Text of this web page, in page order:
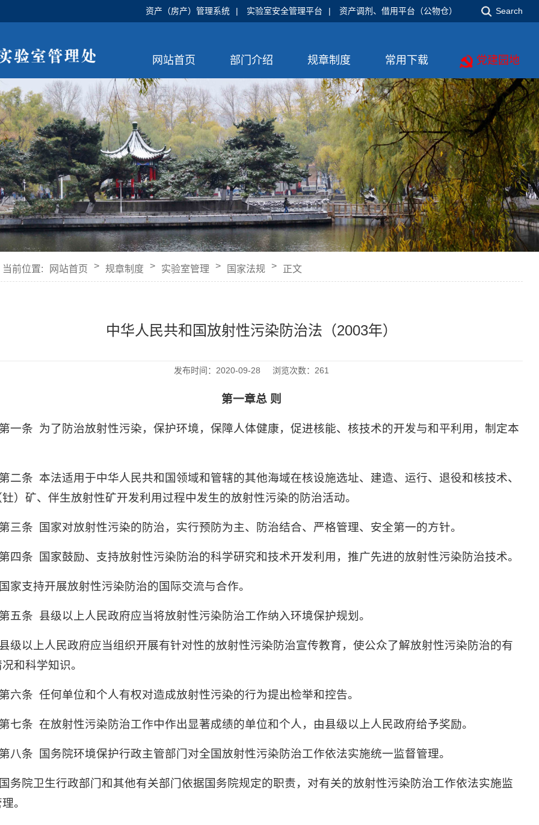
Search
资产（房产）管理系统 | 实验室安全管理平台 | 资产调剂、借用平台（公物仓）
网站首页 部门介绍 规章制度 常用下载 党建园地
当前位置: 网站首页 > 规章制度 > 实验室管理 > 国家法规 > 正文
中华人民共和国放射性污染防治法（2003年）
发布时间：2020-09-28 浏览次数： 261
第一章总 则
一条 为了防治放射性污染，保护环境，保障人体健康，促进核能、核技术的开发与和平利用，制定本
二条 本法适用于中华人民共和国领域和管辖的其他海域在核设施选址、建造、运行、退役和核技术、
）矿、伴生放射性矿开发利用过程中发生的放射性污染的防治活动。
三条 国家对放射性污染的防治，实行预防为主、防治结合、严格管理、安全第一的方针。
四条 国家鼓励、支持放射性污染防治的科学研究和技术开发利用，推广先进的放射性污染防治技术。
家支持开展放射性污染防治的国际交流与合作。
五条 县级以上人民政府应当将放射性污染防治工作纳入环境保护规划。
级以上人民政府应当组织开展有针对性的放射性污染防治宣传教育，使公众了解放射性污染防治的有
和科学知识。
六条 任何单位和个人有权对造成放射性污染的行为提出检举和控告。
七条 在放射性污染防治工作中作出显著成绩的单位和个人，由县级以上人民政府给予奖励。
八条 国务院环境保护行政主管部门对全国放射性污染防治工作依法实施统一监督管理。
务院卫生行政部门和其他有关部门依据国务院规定的职责，对有关的放射性污染防治工作依法实施监
。